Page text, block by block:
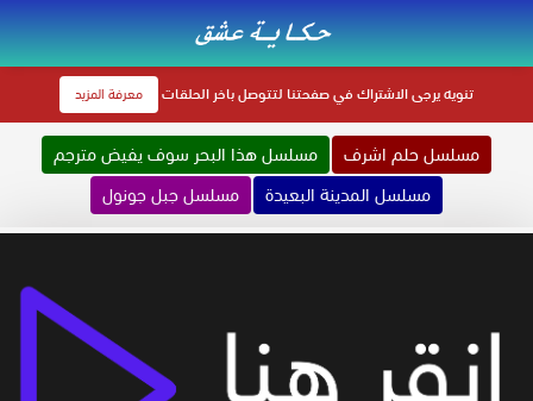
تنويهيرجى الاشتراك في صفحتنا لتتوصل باخر الحلقات معرفة المزيد
مسلسل حلم اشرف
مسلسل هذا البحر سوف يفيض مترجم
مسلسل المدينة البعيدة
مسلسل جبل جونول